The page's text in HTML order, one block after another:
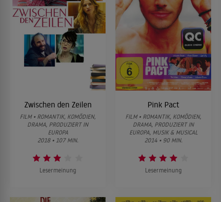
Zwischen den Zeilen
FILM • ROMANTIK, KOMÖDIEN,
DRAMA, PRODUZIERT IN
EUROPA
2018 • 107 MIN.
Lesermeinung
Pink Pact
FILM • ROMANTIK, KOMÖDIEN,
DRAMA, PRODUZIERT IN
EUROPA, MUSIK & MUSICAL
2014 • 90 MIN.
Lesermeinung